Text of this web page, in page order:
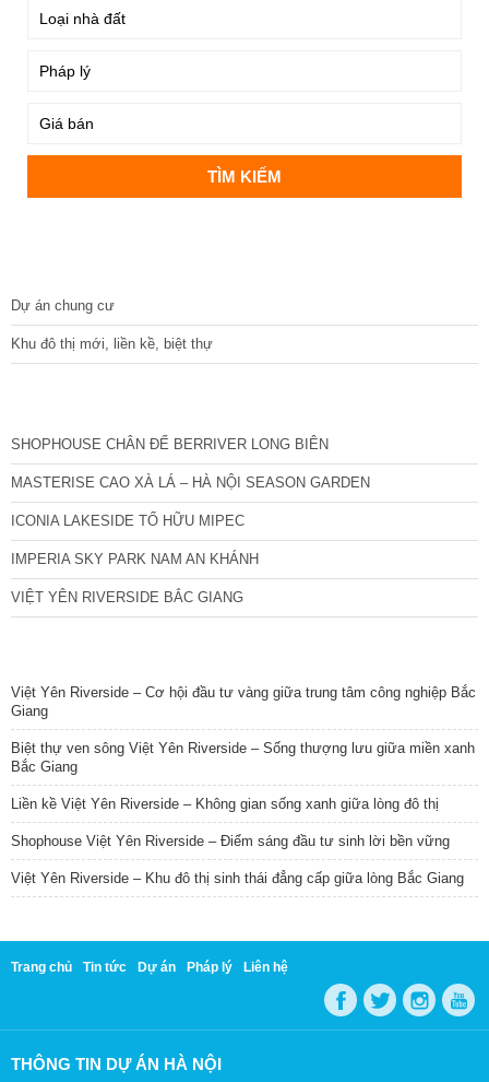
Dự án chung cư
Khu đô thị mới, liền kề, biệt thự
SHOPHOUSE CHÂN ĐẾ BERRIVER LONG BIÊN
MASTERISE CAO XÀ LÁ – HÀ NỘI SEASON GARDEN
ICONIA LAKESIDE TỐ HỮU MIPEC
IMPERIA SKY PARK NAM AN KHÁNH
VIỆT YÊN RIVERSIDE BẮC GIANG
Việt Yên Riverside – Cơ hội đầu tư vàng giữa trung tâm công nghiệp Bắc
Giang
Biệt thự ven sông Việt Yên Riverside – Sống thượng lưu giữa miền xanh
Bắc Giang
Liền kề Việt Yên Riverside – Không gian sống xanh giữa lòng đô thị
Shophouse Việt Yên Riverside – Điểm sáng đầu tư sinh lời bền vững
Việt Yên Riverside – Khu đô thị sinh thái đẳng cấp giữa lòng Bắc Giang
Trang chủ Tin tức Dự án Pháp lý Liên hệ
THÔNG TIN DỰ ÁN HÀ NỘI